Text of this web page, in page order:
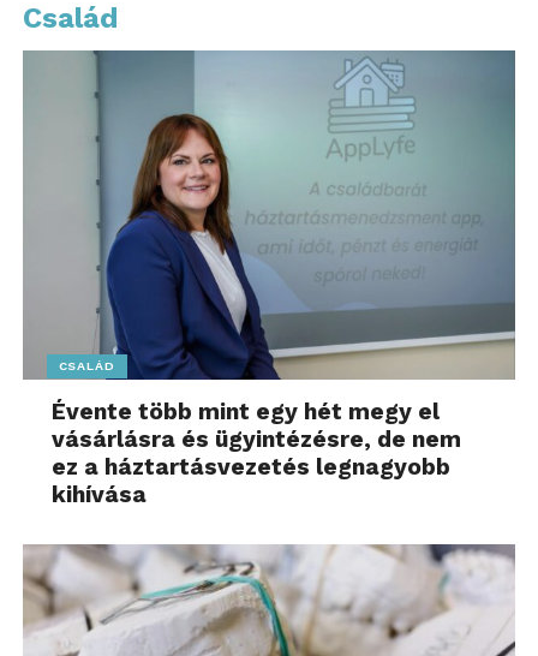
Család
CSALÁD
Évente több mint egy hét megy el
vásárlásra és ügyintézésre, de nem
ez a háztartásvezetés legnagyobb
kihívása